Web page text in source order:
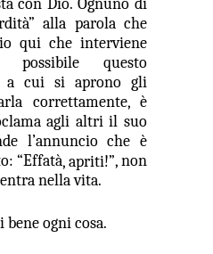
con Dio. Ognuno di
alla parola che
qui che interviene
possibile questo
a cui si aprono gli
correttamente, è
agli altri il suo
l’annuncio che è
“Effatà, apriti!”, non
nella vita.
bene ogni cosa.